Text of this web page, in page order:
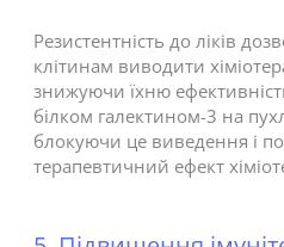
Резистентність до ліків
клітинам виводити
знижуючи їхню
білком галектином-3 на
блокуючи це виведення і
терапевтичний ефект